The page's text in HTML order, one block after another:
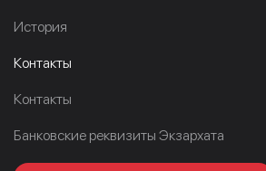
История
Контакты
Контакты
Банковские реквизиты Экзархата